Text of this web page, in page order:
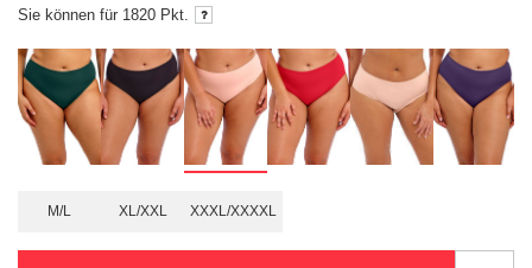
M/L XL/XXL XXXL/XXXXL
Sie können für 1820 Pkt.